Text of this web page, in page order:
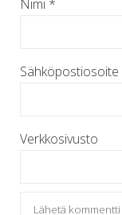
Nimi *
Sähköpostiosoite
Verkkosivusto